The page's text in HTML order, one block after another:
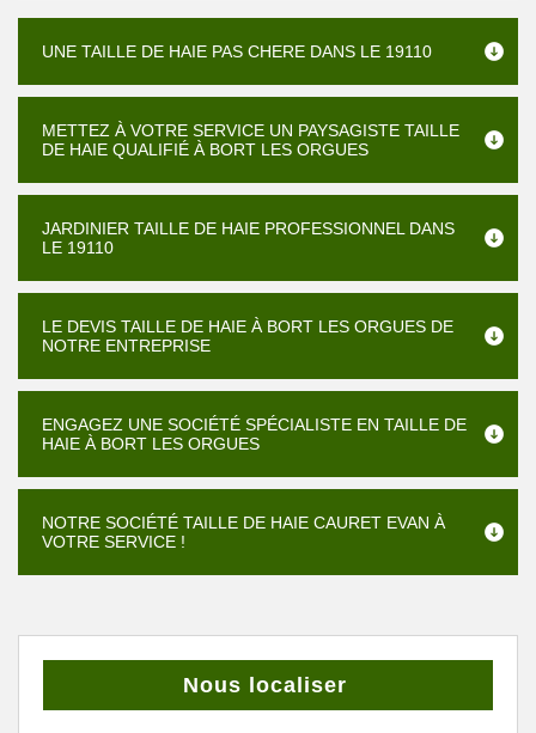
UNE TAILLE DE HAIE PAS CHERE DANS LE 19110
METTEZ À VOTRE SERVICE UN PAYSAGISTE TAILLE
DE HAIE QUALIFIÉ À BORT LES ORGUES
JARDINIER TAILLE DE HAIE PROFESSIONNEL DANS
LE 19110
LE DEVIS TAILLE DE HAIE À BORT LES ORGUES DE
NOTRE ENTREPRISE
ENGAGEZ UNE SOCIÉTÉ SPÉCIALISTE EN TAILLE DE
HAIE À BORT LES ORGUES
NOTRE SOCIÉTÉ TAILLE DE HAIE CAURET EVAN À
VOTRE SERVICE !
Nous localiser